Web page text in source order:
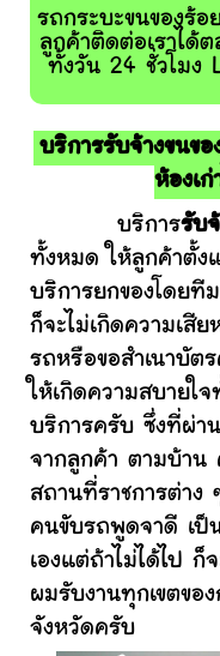
รถกระบะขนของร้อ
ลูกค้าติดต่อเราได้
ทั้งวัน 24 ชั่วโมง
บริการรับจ้างขนข
ห้องเ
บริการรับ
ทั้งหมด ให้ลูกค้าตั้ง
บริการยกของโดยที
ก็จะไม่เกิดความเสี
รถหรือขอสำเนาบัต
ให้เกิดความสบายใ
บริการครับ ซึ่งที่ผ่าน
จากลูกค้า ตามบ้าน
สถานที่ราชการต่า
คนขับรถพูดจาดี เป็
เองแต่ถ้าไม่ได้ไป
ผมรับงานทุกเขตขอ
จังหวัดครับ